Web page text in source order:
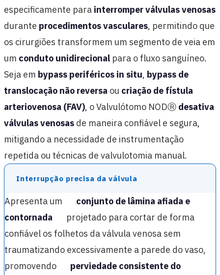
especificamente para interromper válvulas venosas
durante procedimentos vasculares, permitindo que
os cirurgiões transformem um segmento de veia em
um conduto unidirecional para o fluxo sanguíneo.
Seja em bypass periféricos in situ, bypass de
translocação não reversa ou criação de fístula
arteriovenosa (FAV), o Valvulótomo NODⓇ desativa
válvulas venosas de maneira confiável e segura,
mitigando a necessidade de instrumentação
repetida ou técnicas de valvulotomia manual.
Interrupção precisa da válvula
Apresenta um
conjunto de lâmina afiada e
contornada
projetado para cortar de forma
confiável os folhetos da válvula venosa sem
traumatizando excessivamente a parede do vaso,
promovendo
perviedade consistente do